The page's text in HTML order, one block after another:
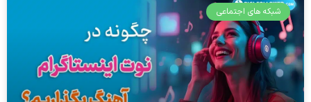
شبکه های اجتماعی